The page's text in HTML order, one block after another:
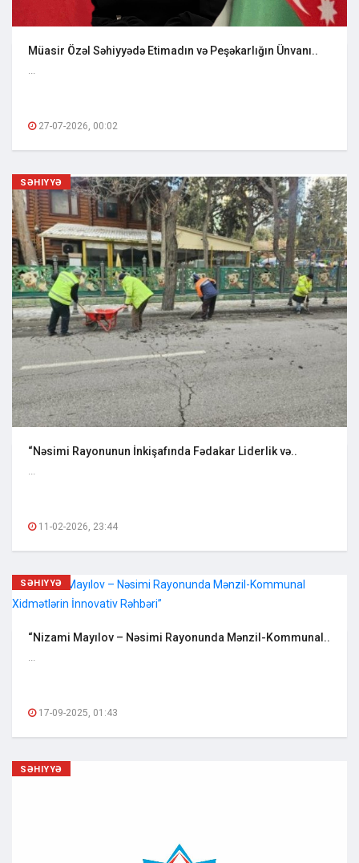
Müasir Özəl Səhiyyədə Etimadın və Peşəkarlığın Ünvanı..
...
27-07-2026, 00:02
SƏHIYYƏ
“Nəsimi Rayonunun İnkişafında Fədakar Liderlik və..
...
11-02-2026, 23:44
SƏHIYYƏ
“Nizami Mayılov – Nəsimi Rayonunda Mənzil-Kommunal..
...
17-09-2025, 01:43
SƏHIYYƏ